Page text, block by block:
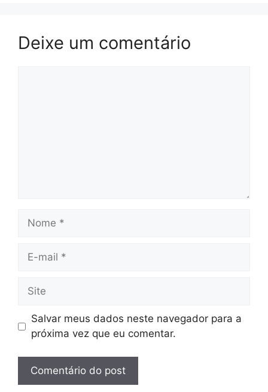
Deixe um comentário
Nome
Site
Salvar meus dados neste navegador para a
próxima vez que eu comentar.